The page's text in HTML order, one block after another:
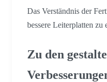
Das Verständnis der
bessere Leiterplatten zu
Zu den